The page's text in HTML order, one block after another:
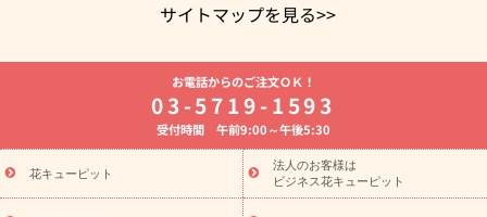
サイトマップを見る>>
よく贈られる花
お祝いの花特集
誕生日フラワーギフト特集
8月の誕生花(トルコキキョウ)
開店・開業祝い
お供え・お悔やみ お供え・お悔やみの花
通夜・葬儀に贈る花 胡蝶蘭・花鉢
ーブドフラワー
季節のイベント
ひまわり ギフト・プレゼント
特集
お盆 花（新盆・初盆） 季節のイベント
お盆 花（新
盆・初盆）
お盆 花（新盆・初盆）
お盆・お供え 花とセットギ
お電話からのご注文ＯＫ！
03-5719-1593
受付時間 午前9:00～午後5:30
花キューピット
法人のお客様は
ビジネス花キューピット